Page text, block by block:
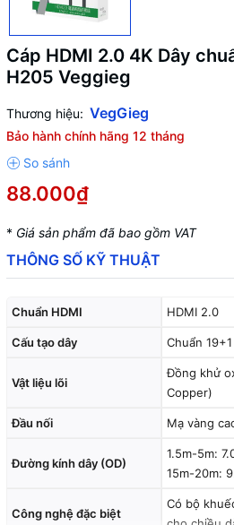
Cáp HDMI 2.0 4K Dây
H205 Veggieg
Thương hiệu: VegGieg
Bảo hành chính hãng 12 tháng
88.000₫
* Giá sản phẩm đã bao gồm VAT
THÔNG SỐ KỸ THUẬT
Chuẩn HDMI HDMI 2.0
Cấu tạo dây Chuẩn
Vật liệu lõi
Đồng khử
Copper)
Đầu nối Mạ vàng
Đường kính dây (OD)
1.5m-5m:
15m-20m:
Công nghệ đặc biệt
Có bộ